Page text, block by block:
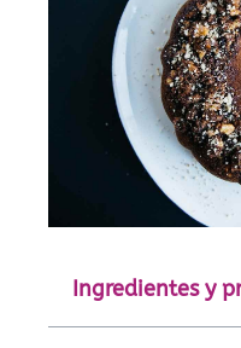
Ingredientes y